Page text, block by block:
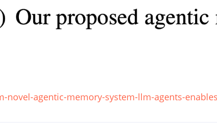
novel-agentic-memory-system-llm-agents-